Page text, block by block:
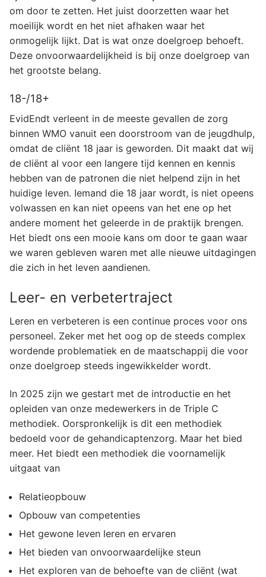
om door te zetten. Het juist doorzetten waar het
moeilijk wordt en het niet afhaken waar het
onmogelijk lijkt. Dat is wat onze doelgroep behoeft.
Deze onvoorwaardelijkheid is bij onze doelgroep van
het grootste belang.
18-/18+
EvidEndt verleent in de meeste gevallen de zorg
binnen WMO vanuit een doorstroom van de jeugdhulp,
omdat de cliënt 18 jaar is geworden. Dit maakt dat wij
de cliënt al voor een langere tijd kennen en kennis
hebben van de patronen die niet helpend zijn in het
huidige leven. Iemand die 18 jaar wordt, is niet opeens
volwassen en kan niet opeens van het ene op het
andere moment het geleerde in de praktijk brengen.
Het biedt ons een mooie kans om door te gaan waar
we waren gebleven waren met alle nieuwe uitdagingen
die zich in het leven aandienen.
Leer- en verbetertraject
Leren en verbeteren is een continue proces voor ons
personeel. Zeker met het oog op de steeds complex
wordende problematiek en de maatschappij die voor
onze doelgroep steeds ingewikkelder wordt.
In 2025 zijn we gestart met de introductie en het
opleiden van onze medewerkers in de Triple C
methodiek. Oorspronkelijk is dit een methodiek
bedoeld voor de gehandicaptenzorg. Maar het bied
meer. Het biedt een methodiek die voornamelijk
uitgaat van
Relatieopbouw
Opbouw van competenties
Het gewone leven leren en ervaren
Het bieden van onvoorwaardelijke steun
Het exploren van de behoefte van de cliënt (wat